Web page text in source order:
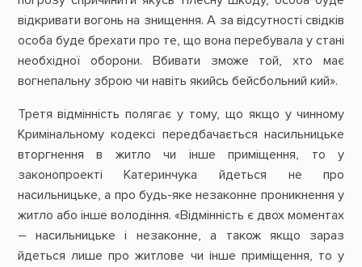
відкривати вогонь на знищення. А за відсутності свідків
особа буде брехати про те, що вона перебувала у стані
необхідної оборони. Вбивати зможе той, хто має
вогнепальну зброю чи навіть якийсь бейсбольний кий».
Третя відмінність полягає у тому, що якщо у чинному
Кримінальному кодексі передбачається насильницьке
вторгнення в житло чи інше приміщення, то у
законопроекті Катеринчука йдеться не про
насильницьке, а про будь-яке незаконне проникнення у
житло або інше володіння. «Відмінність є двох моментах
– насильницьке і незаконне, а також якщо зараз
йдеться лише про житлове чи інше приміщення, то у